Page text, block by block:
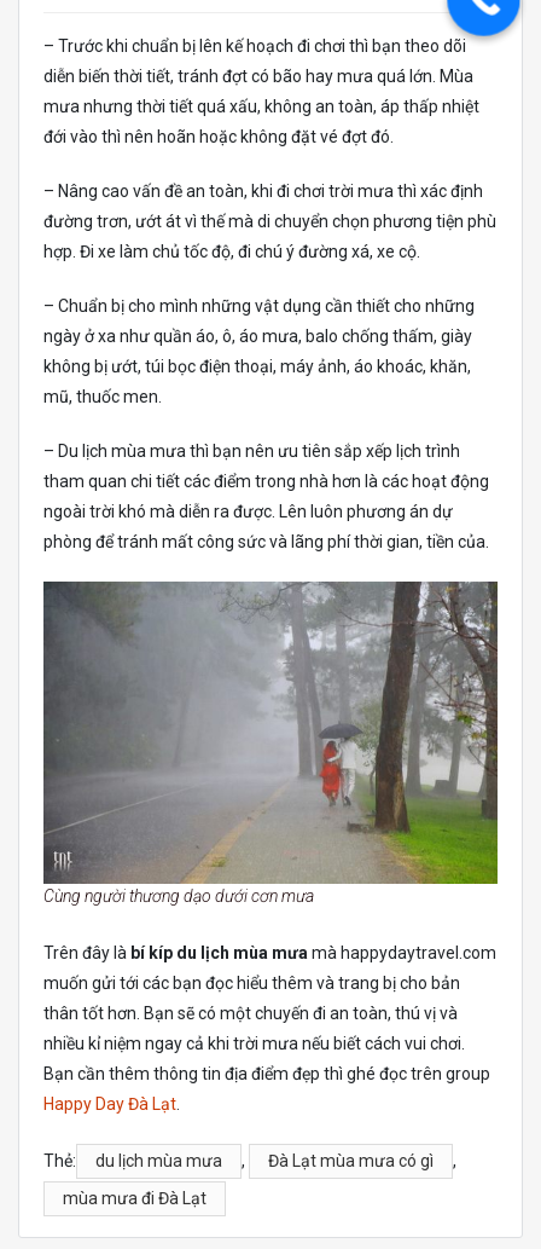
– Trước khi chuẩn bị lên kế hoạch đi chơi thì bạn theo dõi
diễn biến thời tiết, tránh đợt có bão hay mưa quá lớn. Mùa
mưa nhưng thời tiết quá xấu, không an toàn, áp thấp nhiệt
đới vào thì nên hoãn hoặc không đặt vé đợt đó.
– Nâng cao vấn đề an toàn, khi đi chơi trời mưa thì xác định
đường trơn, ướt át vì thế mà di chuyển chọn phương tiện phù
hợp. Đi xe làm chủ tốc độ, đi chú ý đường xá, xe cộ.
– Chuẩn bị cho mình những vật dụng cần thiết cho những
ngày ở xa như quần áo, ô, áo mưa, balo chống thấm, giày
không bị ướt, túi bọc điện thoại, máy ảnh, áo khoác, khăn,
mũ, thuốc men.
– Du lịch mùa mưa thì bạn nên ưu tiên sắp xếp lịch trình
tham quan chi tiết các điểm trong nhà hơn là các hoạt động
ngoài trời khó mà diễn ra được. Lên luôn phương án dự
phòng để tránh mất công sức và lãng phí thời gian, tiền của.
Cùng người thương dạo dưới cơn mưa
Trên đây là bí kíp du lịch mùa mưamà happydaytravel.com
muốn gửi tới các bạn đọc hiểu thêm và trang bị cho bản
thân tốt hơn. Bạn sẽ có một chuyến đi an toàn, thú vị và
nhiều kỉ niệm ngay cả khi trời mưa nếu biết cách vui chơi.
Bạn cần thêm thông tin địa điểm đẹp thì ghé đọc trên group
Happy Day Đà Lạt.
Thẻ: du lịch mùa mưa , Đà Lạt mùa mưa có gì
,
mùa mưa đi Đà Lạt